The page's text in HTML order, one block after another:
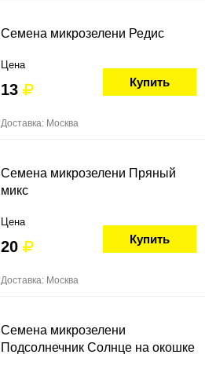
Семена микрозелени Редис
Цена
13 Купить
Доставка: Москва
Семена микрозелени Пряный
микс
Цена
20 Купить
Доставка: Москва
Семена микрозелени
Подсолнечник Солнце на окошке